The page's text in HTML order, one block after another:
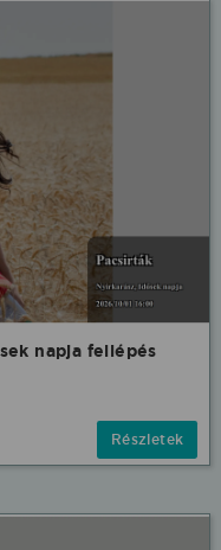
napja fellépés
Részletek